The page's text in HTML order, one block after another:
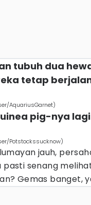
tubuh dua
tetap
AquariusGarnet)
pig-nya
Potstockssucknow)
jauh,
pasti senang
Gemas banget,